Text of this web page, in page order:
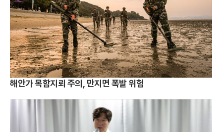
해안가 목함지뢰 주의, 만지면 폭발 위험